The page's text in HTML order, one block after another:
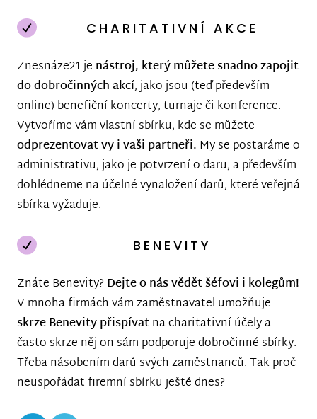
CHARITATIVNÍ AKCE
Znesnáze21 je nástroj, který můžete snadno zapojit
do dobročinných akcí, jako jsou (teď především
online) benefiční koncerty, turnaje či konference.
Vytvoříme vám vlastní sbírku, kde se můžete
odprezentovat vy i vaši partneři. My se postaráme o
administrativu, jako je potvrzení o daru, a především
dohlédneme na účelné vynaložení darů, které veřejná
sbírka vyžaduje.
BENEVITY
Znáte Benevity? Dejte o nás vědět šéfovi i kolegům!
V mnoha firmách vám zaměstnavatel umožňuje
skrze Benevity přispívatna charitativní účely a
často skrze něj on sám podporuje dobročinné sbírky.
Třeba násobením darů svých zaměstnanců. Tak proč
neuspořádat firemní sbírku ještě dnes?